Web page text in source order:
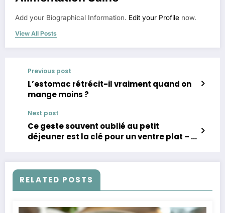
Add your Biographical Information. Edit your Profile now.
View All Posts
Previous post
L’estomac rétrécit-il vraiment quand on
mange moins ?
Next post
Ce geste souvent oublié au petit
déjeuner est la clé pour un ventre plat – il
RELATED POSTS